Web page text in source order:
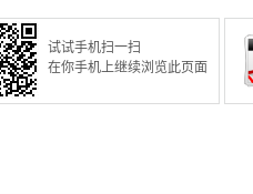
试试手机扫一扫
在你手机上继续浏览此页面